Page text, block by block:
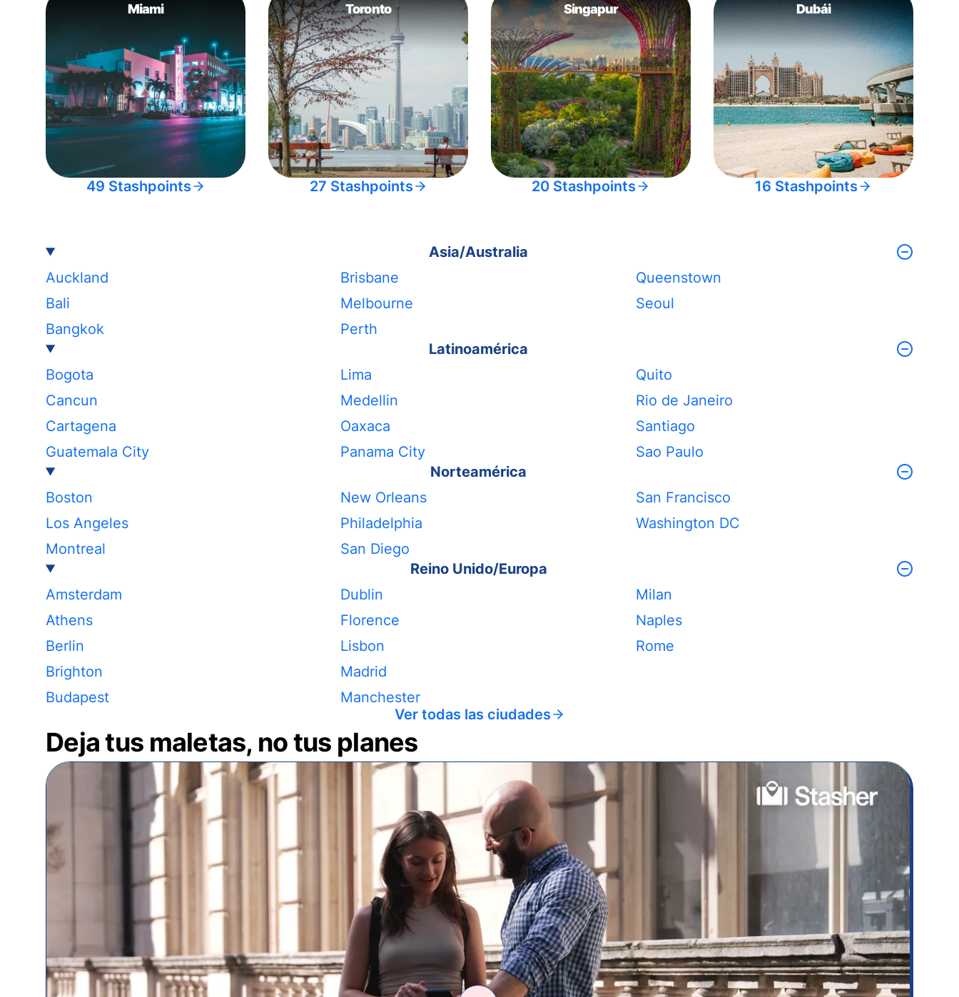
Miami
49 Stashpoints
Toronto
27 Stashpoints
Singapur
20 Stashpoints
Dubái
16 Stashpoints
Asia/Australia
Auckland
Bali
Bangkok
Brisbane
Melbourne
Perth
Queenstown
Seoul
Latinoamérica
Bogota
Cancun
Cartagena
Guatemala City
Lima
Medellin
Oaxaca
Panama City
Quito
Rio de Janeiro
Santiago
Sao Paulo
Norteamérica
Boston
Los Angeles
Montreal
New Orleans
Philadelphia
San Diego
San Francisco
Washington DC
Reino Unido/Europa
Amsterdam
Athens
Berlin
Brighton
Budapest
Dublin
Florence
Lisbon
Madrid
Manchester
Milan
Naples
Rome
Ver todas las ciudades
Deja tus maletas, no tus planes